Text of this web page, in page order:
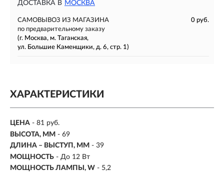
ДОСТАВКА В МОСКВА
САМОВЫВОЗ ИЗ МАГАЗИНА
0 руб.
по предварительному заказу
(г. Москва, м. Таганская,
ул. Большие Каменщики, д. 6, стр. 1)
ХАРАКТЕРИСТИКИ
ЦЕНА - 81 руб.
ВЫСОТА, ММ - 69
ДЛИНА – ВЫСТУП, ММ - 39
МОЩНОСТЬ - До 12 Вт
МОЩНОСТЬ ЛАМПЫ, W - 5,2